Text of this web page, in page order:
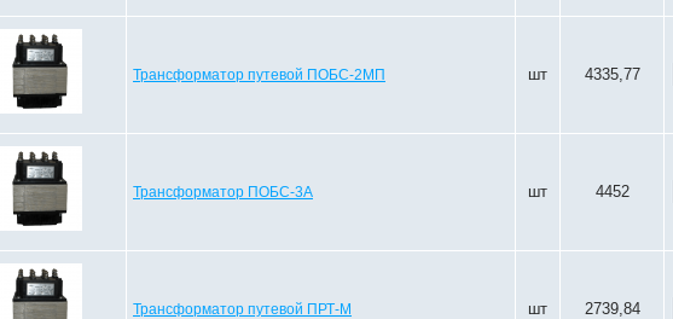
Трансформатор путевой ПОБС-2МП шт 4335,77
Трансформатор ПОБС-3А шт 4452
Трансформатор путевой ПРТ-М шт 2739,84